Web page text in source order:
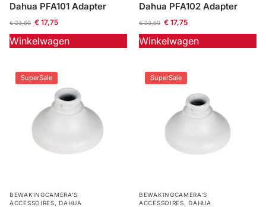
Dahua PFA101 Adapter
€23,60 €17,75
Winkelwagen
Dahua PFA102 Adapter
€23,60 €17,75
Winkelwagen
SuperSale
BEWAKINGCAMERA'S
ACCESSOIRES,DAHUA
SuperSale
BEWAKINGCAMERA'S
ACCESSOIRES,DAHUA